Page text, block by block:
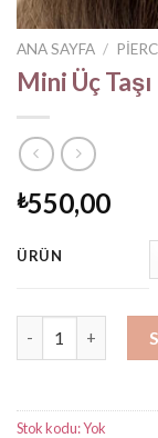
ANA SAYFA /
Mini Üç
₺550,00
ÜRÜN
Stok kodu:Yok